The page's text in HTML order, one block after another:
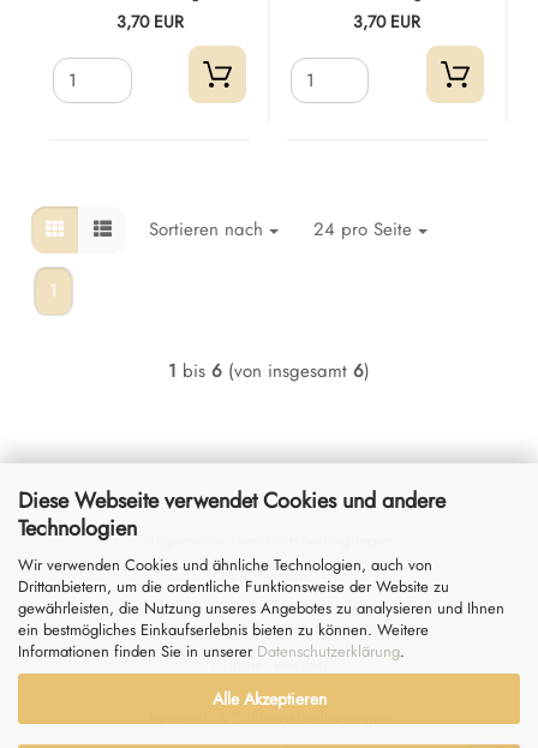
Diese Webseite verwendet Cookies und andere
Technologien
Wir verwenden Cookies und ähnliche Technologien, auch von
Drittanbietern, um die ordentliche Funktionsweise der Website zu
gewährleisten, die Nutzung unseres Angebotes zu analysieren und Ihnen
ein bestmögliches Einkaufserlebnis bieten zu können. Weitere
Informationen finden Sie in unserer Datenschutzerklärung.
Alle Akzeptieren
3,70 EUR
3,70 EUR
Sortieren nach 24 pro Seite
1
1 bis 6 (von insgesamt 6)
Impressum
Datenschutz &Widerrufsrecht
Händler werden
Versand- & Zahlungsbedingungen